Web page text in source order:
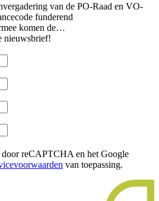
van de PO-Raad en VO-
funderend
komen de…
nieuwsbrief!
door reCAPTCHA en het Google
van toepassing.